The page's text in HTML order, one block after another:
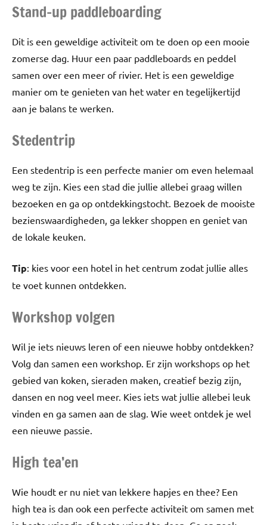
Stand-up paddleboarding
Dit is een geweldige activiteit om te doen op een mooie
zomerse dag. Huur een paar paddleboards en peddel
samen over een meer of rivier. Het is een geweldige
manier om te genieten van het water en tegelijkertijd
aan je balans te werken.
Stedentrip
Een stedentrip is een perfecte manier om even helemaal
weg te zijn. Kies een stad die jullie allebei graag willen
bezoeken en ga op ontdekkingstocht. Bezoek de mooiste
bezienswaardigheden, ga lekker shoppen en geniet van
de lokale keuken.
Tip: kies voor een hotel in het centrum zodat jullie alles
te voet kunnen ontdekken.
Workshop volgen
Wil je iets nieuws leren of een nieuwe hobby ontdekken?
Volg dan samen een workshop. Er zijn workshops op het
gebied van koken, sieraden maken, creatief bezig zijn,
dansen en nog veel meer. Kies iets wat jullie allebei leuk
vinden en ga samen aan de slag. Wie weet ontdek je wel
een nieuwe passie.
High tea’en
Wie houdt er nu niet van lekkere hapjes en thee? Een
high tea is dan ook een perfecte activiteit om samen met